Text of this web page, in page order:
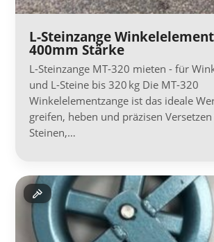
L-Steinzange
400mm Stärke
L-Steinzange MT-320 mieten - für
und L-Steine bis 320 kg Die MT-320
Winkelelementzange ist das ideale
greifen, heben und präzisen
Steinen,…